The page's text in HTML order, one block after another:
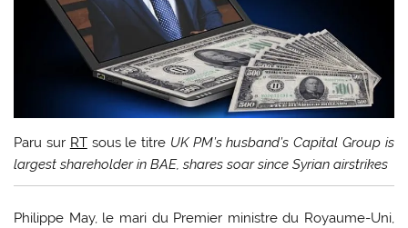
Paru sur RTsous le titre UK PM’s husband’s Capital Group is
largest shareholder in BAE, shares soar since Syrian airstrikes
Philippe May, le mari du Premier ministre du Royaume-Uni,